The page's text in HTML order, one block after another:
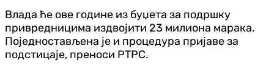
Влада ће ове године из буџета за подршку
привредницима издвојити 23 милиона марака.
Поједностављена је и процедура пријаве за
подстицаје, преноси РТРС.